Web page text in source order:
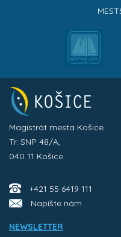
Magistrát mesta Košice
Tr. SNP 48/A,
040 11 Košice
+421 55 6419 111
Napíšte nám
NEWSLETTER